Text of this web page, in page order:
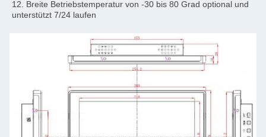
12. Breite Betriebstemperatur von -30 bis 80 Grad optional und
unterstützt 7/24 laufen